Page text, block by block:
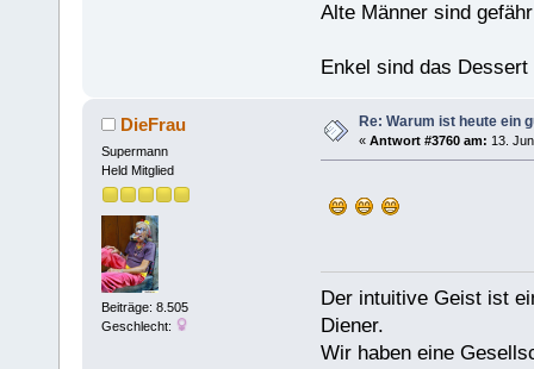
Alte Männer sind
Enkel sind das Dessert
DieFrau
Supermann
Held Mitglied
Beiträge: 8.505
Geschlecht:
Re: Warum ist heute ein
« Antwort #3760 am: 13.
Der intuitive Geist ist
Diener.
Wir haben eine